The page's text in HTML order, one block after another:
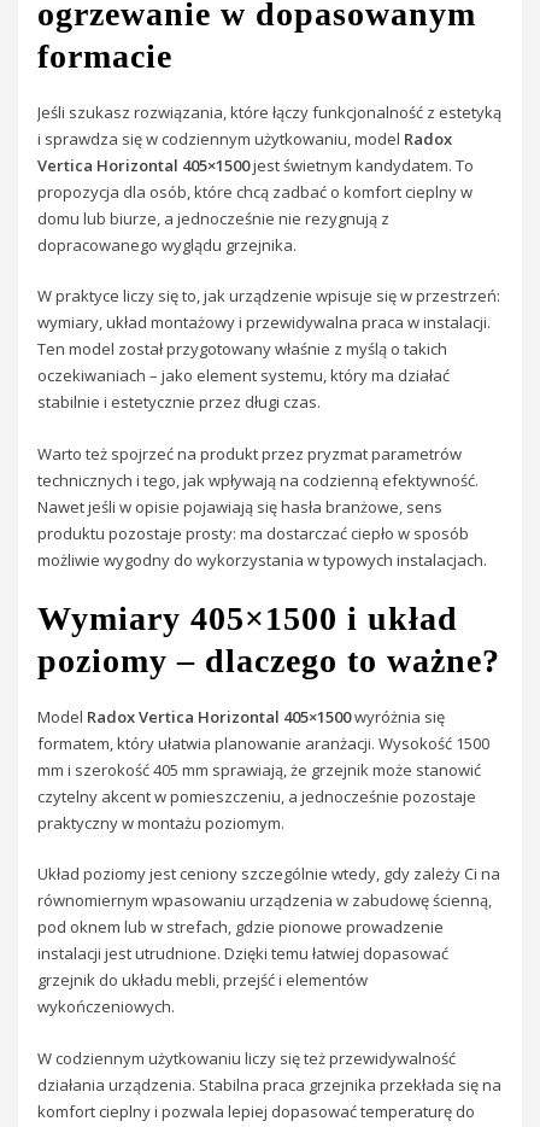
ogrzewanie w dopasowanym
formacie
Jeśli szukasz rozwiązania, które łączy funkcjonalność z estetyką
i sprawdza się w codziennym użytkowaniu, model Radox
Vertica Horizontal 405×1500jest świetnym kandydatem. To
propozycja dla osób, które chcą zadbać o komfort cieplny w
domu lub biurze, a jednocześnie nie rezygnują z
dopracowanego wyglądu grzejnika.
W praktyce liczy się to, jak urządzenie wpisuje się w przestrzeń:
wymiary, układ montażowy i przewidywalna praca w instalacji.
Ten model został przygotowany właśnie z myślą o takich
oczekiwaniach – jako element systemu, który ma działać
stabilnie i estetycznie przez długi czas.
Warto też spojrzeć na produkt przez pryzmat parametrów
technicznych i tego, jak wpływają na codzienną efektywność.
Nawet jeśli w opisie pojawiają się hasła branżowe, sens
produktu pozostaje prosty: ma dostarczać ciepło w sposób
możliwie wygodny do wykorzystania w typowych instalacjach.
Wymiary 405×1500 i układ
poziomy – dlaczego to ważne?
Model Radox Vertica Horizontal 405×1500wyróżnia się
formatem, który ułatwia planowanie aranżacji. Wysokość 1500
mm i szerokość 405 mm sprawiają, że grzejnik może stanowić
czytelny akcent w pomieszczeniu, a jednocześnie pozostaje
praktyczny w montażu poziomym.
Układ poziomy jest ceniony szczególnie wtedy, gdy zależy Ci na
równomiernym wpasowaniu urządzenia w zabudowę ścienną,
pod oknem lub w strefach, gdzie pionowe prowadzenie
instalacji jest utrudnione. Dzięki temu łatwiej dopasować
grzejnik do układu mebli, przejść i elementów
wykończeniowych.
W codziennym użytkowaniu liczy się też przewidywalność
działania urządzenia. Stabilna praca grzejnika przekłada się na
komfort cieplny i pozwala lepiej dopasować temperaturę do